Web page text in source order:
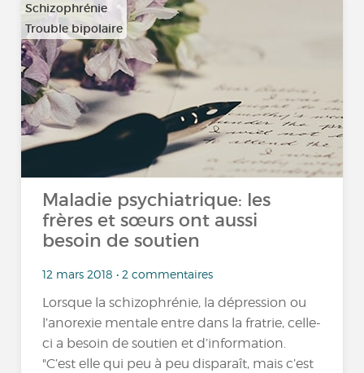
Schizophrénie
Trouble bipolaire
Maladie psychiatrique: les
frères et sœurs ont aussi
besoin de soutien
12 mars 2018 • 2 commentaires
Lorsque la schizophrénie, la dépression ou
l’anorexie mentale entre dans la fratrie, celle-
ci a besoin de soutien et d’information.
"C’est elle qui peu à peu disparaît, mais c’est